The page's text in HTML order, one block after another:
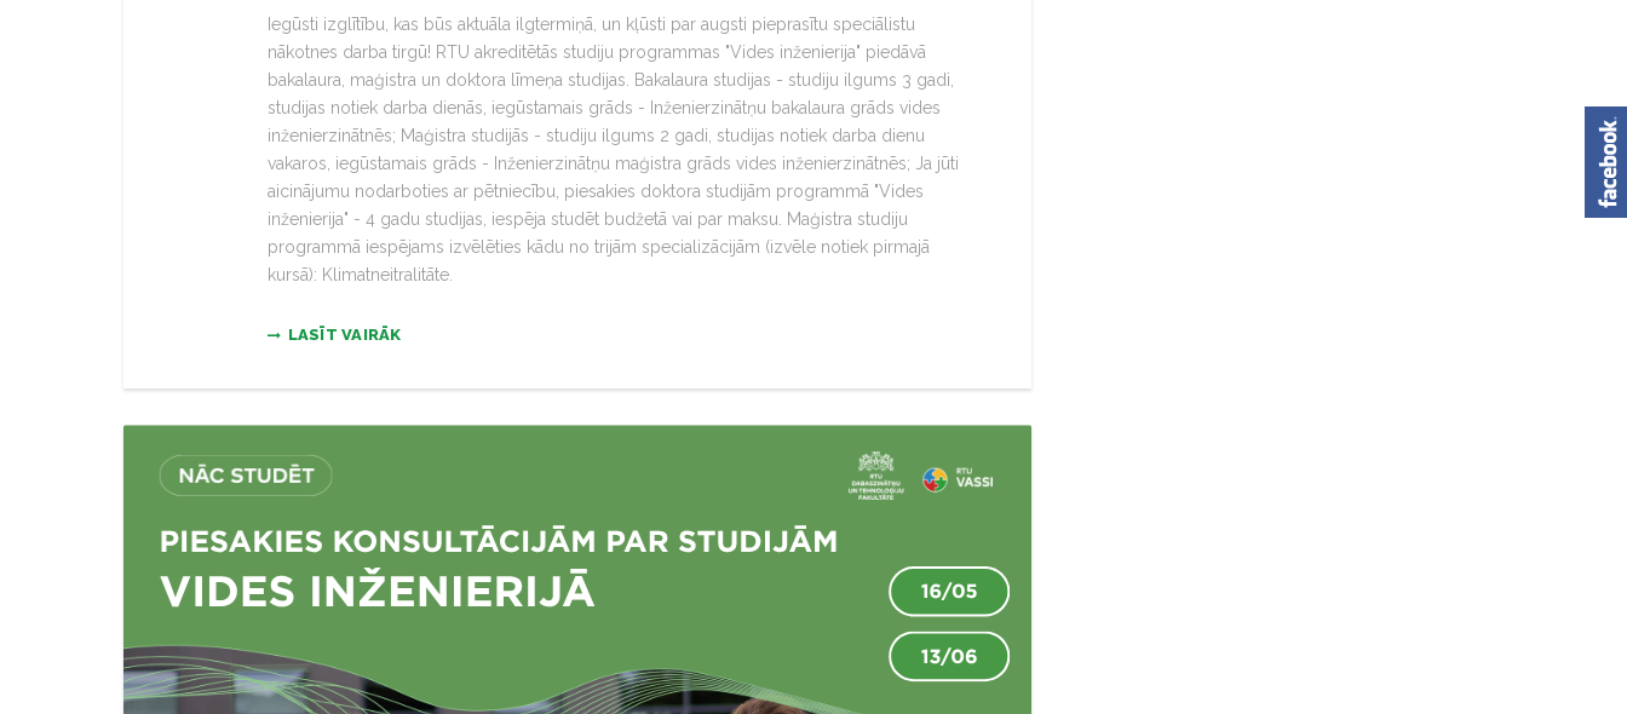
Iegūsti izglītību, kas būs aktuāla ilgtermiņā, un kļūsti par augsti pieprasītu speciālistu
nākotnes darba tirgū! RTU akreditētās studiju programmas "Vides inženierija" piedāvā
bakalaura, maģistra un doktora līmeņa studijas. Bakalaura studijas - studiju ilgums 3 gadi,
studijas notiek darba dienās, iegūstamais grāds - Inženierzinātņu bakalaura grāds vides
inženierzinātnēs; Maģistra studijās - studiju ilgums 2 gadi, studijas notiek darba dienu
vakaros, iegūstamais grāds - Inženierzinātņu maģistra grāds vides inženierzinātnēs; Ja jūti
aicinājumu nodarboties ar pētniecību, piesakies doktora studijām programmā "Vides
inženierija" - 4 gadu studijas, iespēja studēt budžetā vai par maksu. Maģistra studiju
programmā iespējams izvēlēties kādu no trijām specializācijām (izvēle notiek pirmajā
kursā): Klimatneitralitāte.
LASĪT VAIRĀK